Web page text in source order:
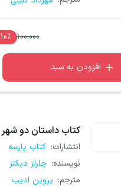
100,000
10٪
افزودن به سبد
کتاب داستان دو شهر
انتشارات: کتاب پارسه
نویسنده: چارلز دیکنز
مترجم: پروین ادیب